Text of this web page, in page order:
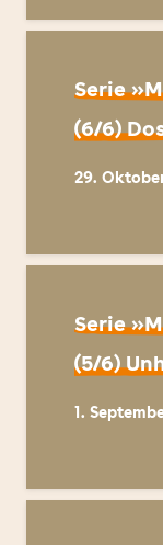
Serie
(6/6)
29.
Serie
(5/6)
1.